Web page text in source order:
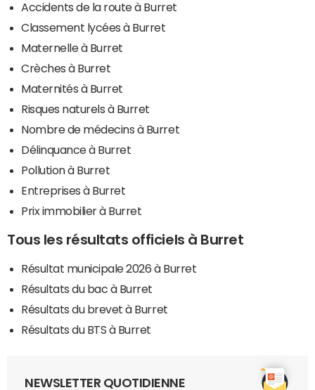
Accidents de la route à Burret
Classement lycées à Burret
Maternelle à Burret
Crèches à Burret
Maternités à Burret
Risques naturels à Burret
Nombre de médecins à Burret
Délinquance à Burret
Pollution à Burret
Entreprises à Burret
Prix immobilier à Burret
Tous les résultats officiels à Burret
Résultat municipale 2026 à Burret
Résultats du bac à Burret
Résultats du brevet à Burret
Résultats du BTS à Burret
NEWSLETTER QUOTIDIENNE